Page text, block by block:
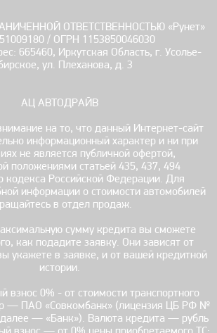
ОТВЕТСТВЕННОСТЬЮ «Рунет»
/ ОГРН 1153850046030
665460, Иркутская Область, г. Усолье-
ул. Плеханова, д. 3
АЦ АВТОДРАЙВ
на то, что данный Интернет-сайт
информационный характер и ни при
не является публичной офертой,
положениями статьей 435, 437, 494
кодекса Российской Федерации. Для
информации о стоимости автомобилей
в отдел продаж.
сумму кредита вы сможете
как подадите заявку. Они зависят от
укажете в заявке, и от вашей кредитной
истории.
взнос 0% - от стоимости транспортного
— ПАО «Совкомбанк» (лицензия ЦБ РФ №
далее — «Банк»). Валюта кредита — рубль